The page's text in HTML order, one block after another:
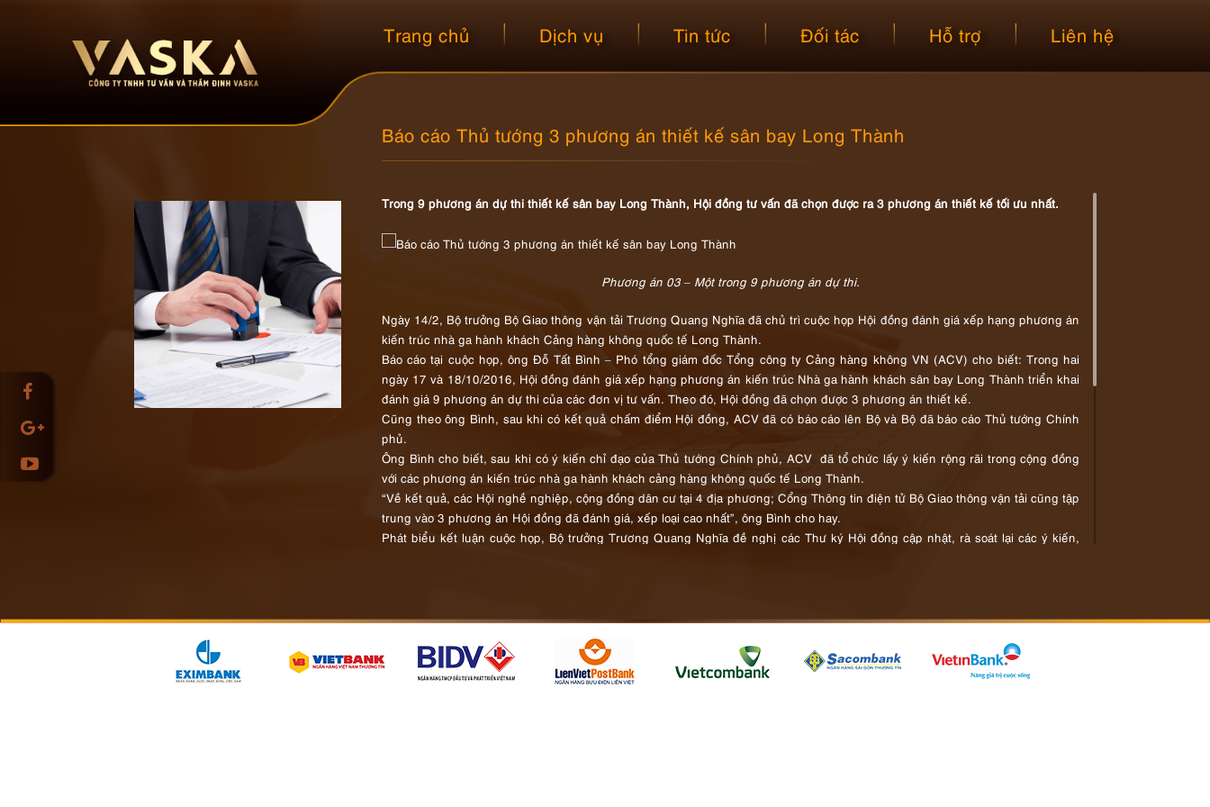
Trang chủ Dịch vụ Tin tức Đối tác Hỗ trợ Liên hệ
Báo cáo Thủ tướng 3 phương án thiết kế sân bay Long Thành
Trong 9 phương án dự thi thiết kế sân bay Long Thành, Hội đồng tư vấn đã chọn được ra 3 phương án thiết kế tối ưu nhất.
Phương án 03 – Một trong 9 phương án dự thi.
Ngày 14/2, Bộ trưởng Bộ Giao thông vận tải Trương Quang Nghĩa đã chủ trì cuộc họp Hội đồng đánh giá xếp hạng phương án
kiến trúc nhà ga hành khách Cảng hàng không quốc tế Long Thành.
Báo cáo tại cuộc họp, ông Đỗ Tất Bình – Phó tổng giám đốc Tổng công ty Cảng hàng không VN (ACV) cho biết: Trong hai
ngày 17 và 18/10/2016, Hội đồng đánh giá xếp hạng phương án kiến trúc Nhà ga hành khách sân bay Long Thành triển khai
đánh giá 9 phương án dự thi của các đơn vị tư vấn. Theo đó, Hội đồng đã chọn được 3 phương án thiết kế.
Cũng theo ông Bình, sau khi có kết quả chấm điểm Hội đồng, ACV đã có báo cáo lên Bộ và Bộ đã báo cáo Thủ tướng Chính
phủ.
Ông Bình cho biết, sau khi có ý kiến chỉ đạo của Thủ tướng Chính phủ, ACV đã tổ chức lấy ý kiến rộng rãi trong cộng đồng
với các phương án kiến trúc nhà ga hành khách cảng hàng không quốc tế Long Thành.
“Về kết quả, các Hội nghề nghiệp, cộng đồng dân cư tại 4 địa phương; Cổng Thông tin điện tử Bộ Giao thông vận tải cũng tập
trung vào 3 phương án Hội đồng đã đánh giá, xếp loại cao nhất”, ông Bình cho hay.
Phát biểu kết luận cuộc họp, Bộ trưởng Trương Quang Nghĩa đề nghị các Thư ký Hội đồng cập nhật, rà soát lại các ý kiến,
Phương án 1:Lấy ý tưởng từ hình ảnh bông hoa sen cách điệu, sử dụng xuyên suốt trong quá trình thiết kế, áp dụng vào
thiết kế mái, phối cảnh từ góc nhìn mặt chính nhà ga, cảnh quan vị trí bên trên mái nhà để xe, nội thất khu vực sảnh làm thủ
tục…
Phương án 2:Sử dụng vật liệu từ cây tre thiết kế thành hệ kết cấu đan kết để áp dụng cho toàn bộ các không gian chính